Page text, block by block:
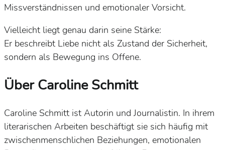
Missverständnissen und emotionaler Vorsicht.
Vielleicht liegt genau darin seine Stärke:
Er beschreibt Liebe nicht als Zustand der Sicherheit,
sondern als Bewegung ins Offene.
Über Caroline Schmitt
Caroline Schmitt ist Autorin und Journalistin. In ihrem
literarischen Arbeiten beschäftigt sie sich häufig mit
zwischenmenschlichen Beziehungen, emotionalen